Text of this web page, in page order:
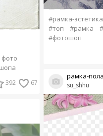
фото
392 67
#рамка-
#топ
#рамка
#фотошоп
su_shhu
рамка-